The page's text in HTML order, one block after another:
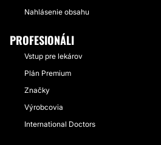
Nahlásenie obsahu
PROFESIONÁLI
Vstup pre lekárov
Plán Premium
Značky
Výrobcovia
International Doctors